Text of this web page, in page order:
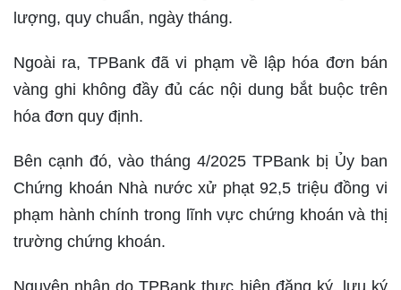
lượng, quy chuẩn, ngày tháng.
Ngoài ra, TPBank đã vi phạm về lập hóa đơn bán
vàng ghi không đầy đủ các nội dung bắt buộc trên
hóa đơn quy định.
Bên cạnh đó, vào tháng 4/2025 TPBank bị Ủy ban
Chứng khoán Nhà nước xử phạt 92,5 triệu đồng vi
phạm hành chính trong lĩnh vực chứng khoán và thị
trường chứng khoán.